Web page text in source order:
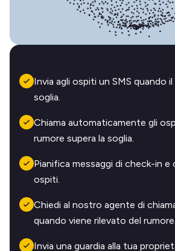
Invia agli ospiti un SMS quando
soglia.
Chiama automaticamente gli
rumore supera la soglia.
Pianifica messaggi di check-in
ospiti.
Chiedi al nostro agente di
quando viene rilevato del rumore.
Invia una guardia alla tua